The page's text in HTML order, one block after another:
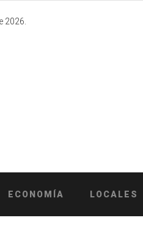
2026.
ECONOMÍA LOCALES